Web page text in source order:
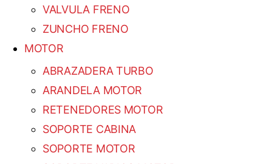
VALVULA FRENO
ZUNCHO FRENO
MOTOR
ABRAZADERA TURBO
ARANDELA MOTOR
RETENEDORES MOTOR
SOPORTE CABINA
SOPORTE MOTOR